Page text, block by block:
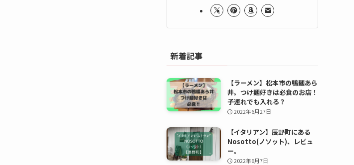
新着記事
【ラーメン】松本市の鴨麺あら
井。つけ麺好きは必食のお店！
子連れでも入れる？
2022年6月27日
【イタリアン】辰野町にある
Nosotto(ノソット)、レビュ
ー。
2022年6月7日